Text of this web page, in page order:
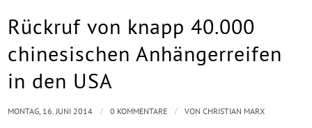
Rückruf von knapp 40.000
chinesischen Anhängerreifen
in den USA
MONTAG, 16. JUNI 2014 / 0 KOMMENTARE / VONCHRISTIAN MARX